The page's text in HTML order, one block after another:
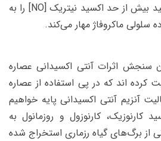
بیش از حد اکسید نیتریک [NO] را به
سلولی ماکروفاژ مهار می‌کند.
سنجش اثرات آنتی اکسیدانی عصاره
کرده اند که در پی استفاده از عصاره
آنزیم آنتی اکسیدانی پایه خواهیم
کارنوزیک، کارنوزول و روزمانول به
از برگ‌های گیاه رزماری استخراج شده